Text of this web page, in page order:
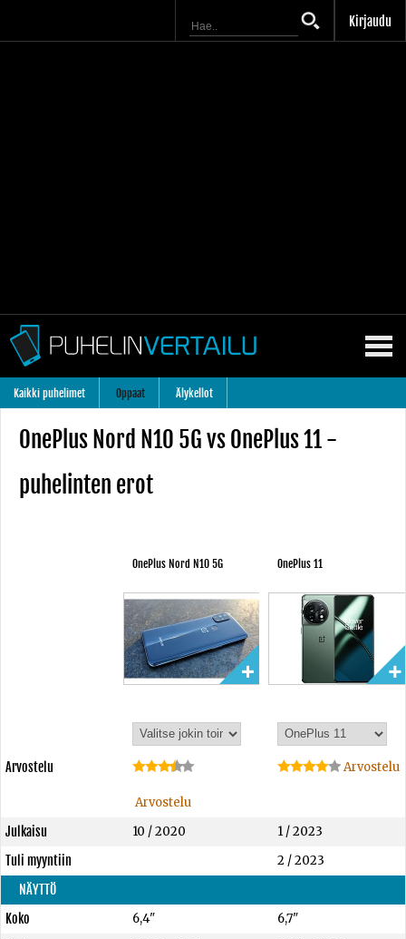
Kirjaudu
Kaikki puhelimet Oppaat Älykellot
OnePlus Nord N10 5G vs OnePlus 11 -
puhelinten erot
OnePlus Nord N10 5G OnePlus 11
Arvostelu
Arvostelu
Arvostelu
Julkaisu 10 / 2020
1 / 2023
Tuli myyntiin
2 / 2023
NÄYTTÖ
Koko
6,4"
6,7"